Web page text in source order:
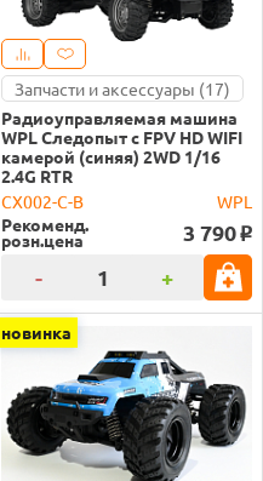
Запчасти и аксессуары (17)
Радиоуправляемая машина
WPL Следопыт с FPV HD WIFI
камерой (синяя) 2WD 1/16
2.4G RTR
CX002-C-B
WPL
Рекоменд.
розн.цена 3 790 o
- +
новинка